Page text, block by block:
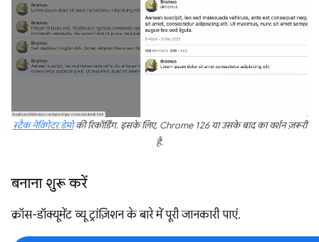
स्टैक नेविगेटर डेमोकी रिकॉर्डिंग. इसके लिए, Chrome 126 या उसके बाद का वर्शन ज़रूरी
है.
बनाना शुरू करें
क्रॉस-डॉक्यूमेंट व्यू ट्रांज़िशन के बारे में पूरी जानकारी पाएं.